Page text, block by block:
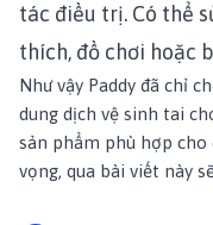
tác điều trị. Có thể
thích, đồ chơi hoặc
Như vậy Paddy đã chỉ
dung dịch vệ sinh tai
sản phẩm phù hợp
vọng, qua bài viết này